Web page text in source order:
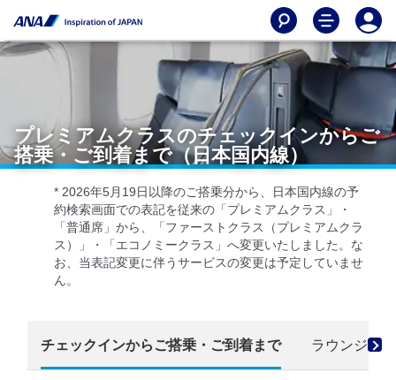
プレミアムクラスのチェックインからご
搭乗・ご到着まで（日本国内線）
* 2026年5月19日以降のご搭乗分から、日本国内線の予
約検索画面での表記を従来の「プレミアムクラス」・
「普通席」から、「ファーストクラス（プレミアムクラ
ス）」・「エコノミークラス」へ変更いたしました。な
お、当表記変更に伴うサービスの変更は予定していませ
ん。
チェックインからご搭乗・ご到着まで ラウンジ